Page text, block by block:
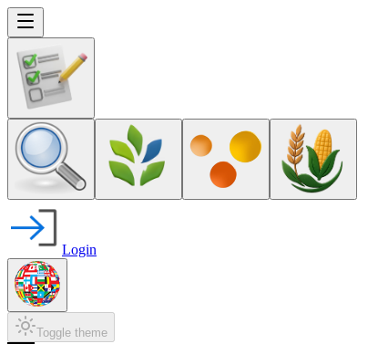
Login
Toggle theme